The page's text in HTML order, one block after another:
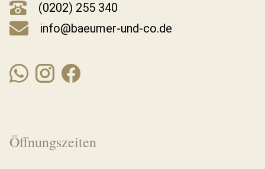
(0202) 255 340
info@baeumer-und-co.de
Öffnungszeiten